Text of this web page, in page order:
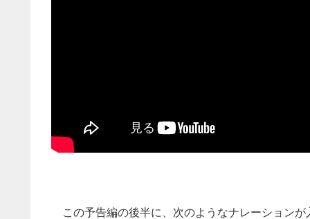
この予告編の後半に、次のようなナレーションが